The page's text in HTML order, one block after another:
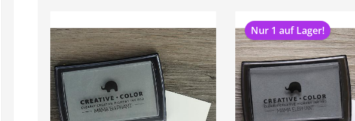
Nur 1 auf Lager!